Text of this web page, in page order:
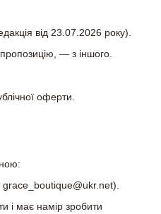
від 23.07.2026 року).
— з іншого.
оферти.
і має намір зробити